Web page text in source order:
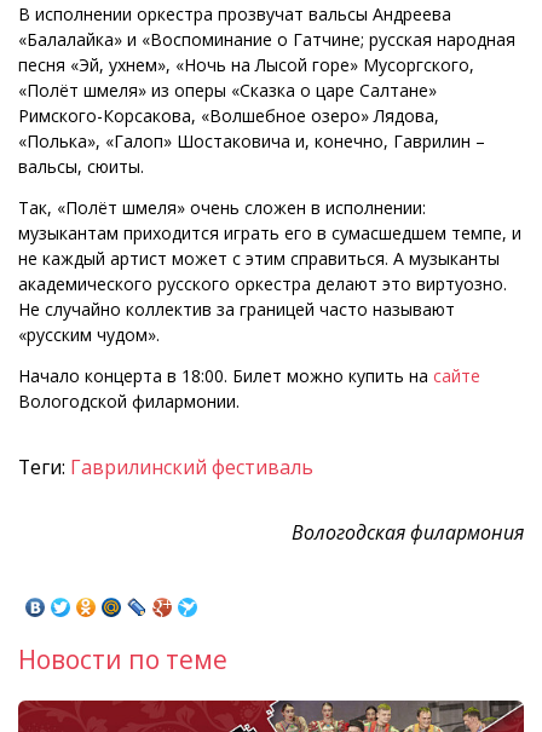
В исполнении оркестра прозвучат вальсы Андреева
«Балалайка» и «Воспоминание о Гатчине; русская народная
песня «Эй, ухнем», «Ночь на Лысой горе» Мусоргского,
«Полёт шмеля» из оперы «Сказка о царе Салтане»
Римского-Корсакова, «Волшебное озеро» Лядова,
«Полька», «Галоп» Шостаковича и, конечно, Гаврилин –
вальсы, сюиты.
Так, «Полёт шмеля» очень сложен в исполнении:
музыкантам приходится играть его в сумасшедшем темпе, и
не каждый артист может с этим справиться. А музыканты
академического русского оркестра делают это виртуозно.
Не случайно коллектив за границей часто называют
«русским чудом».
Начало концерта в 18:00. Билет можно купить на сайте
Вологодской филармонии.
Теги: Гаврилинский фестиваль
Вологодская филармония
Новости по теме